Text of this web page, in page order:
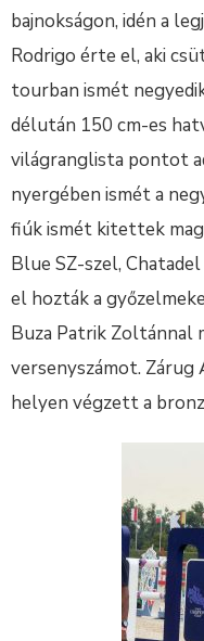
bajnokságon, idén a
Rodrigo érte el, aki
tourban ismét
délután 150 cm-es
világranglista pontot
nyergében ismét a
fiúk ismét kitettek
Blue SZ-szel,
el hozták a
Buza Patrik Zoltánnal
versenyszámot. Zárug
helyen végzett a